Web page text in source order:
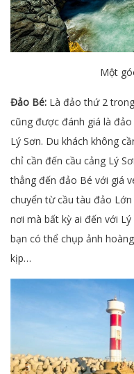
Một
Đảo Bé: Là đảo thứ 2
cũng được đánh giá là
Lý Sơn. Du khách không
chỉ cần đến cầu cảng Lý
thẳng đến đảo Bé với giá
chuyển từ cầu tàu đảo
nơi mà bất kỳ ai đến với
bạn có thể chụp ảnh
kịp…